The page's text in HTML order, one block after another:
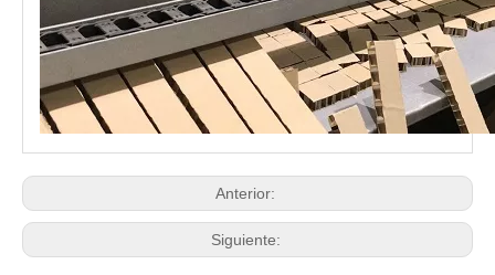
Anterior:
Siguiente: